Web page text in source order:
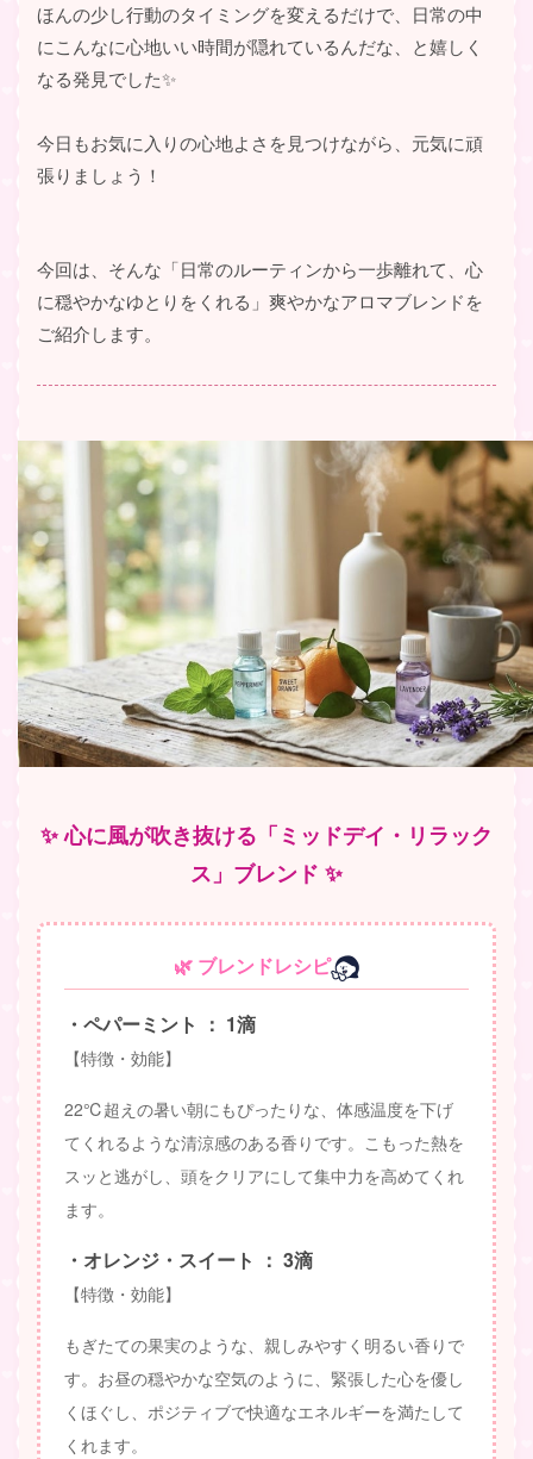
ほんの少し行動のタイミングを変えるだけで、日常の中
にこんなに心地いい時間が隠れているんだな、と嬉しく
なる発見でした✨
今日もお気に入りの心地よさを見つけながら、元気に頑
張りましょう！
今回は、そんな「日常のルーティンから一歩離れて、心
に穏やかなゆとりをくれる」爽やかなアロマブレンドを
ご紹介します。
✨ 心に風が吹き抜ける「ミッドデイ・リラック
ス」ブレンド ✨
🌿 ブレンドレシピ
・ペパーミント ： 1滴
【特徴・効能】
22℃超えの暑い朝にもぴったりな、体感温度を下げ
てくれるような清涼感のある香りです。こもった熱を
スッと逃がし、頭をクリアにして集中力を高めてくれ
ます。
・オレンジ・スイート ： 3滴
【特徴・効能】
もぎたての果実のような、親しみやすく明るい香りで
す。お昼の穏やかな空気のように、緊張した心を優し
くほぐし、ポジティブで快適なエネルギーを満たして
くれます。